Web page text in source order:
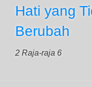
Hati yang
Berubah
2 Raja-raja 6